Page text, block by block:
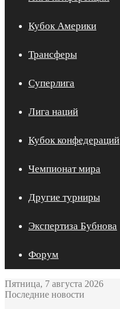
Кубок Америки
Трансферы
Суперлига
Лига наций
Кубок конфедераций
Чемпионат мира
Другие турниры
Экспертиза Бубнова
Форум
Пятница, 7 августа 2026
Последние новости